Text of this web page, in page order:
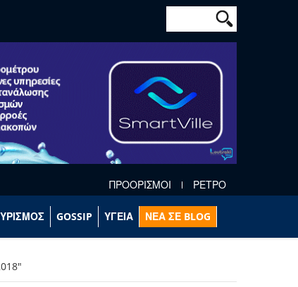
Φόρμα
Αναζήτηση
ΠΡΟΟΡΙΣΜΟΙ ΡΕΤΡΟ
GOSSIP ΥΓΕΙΑ ΝΕΑ ΣΕ BLOG